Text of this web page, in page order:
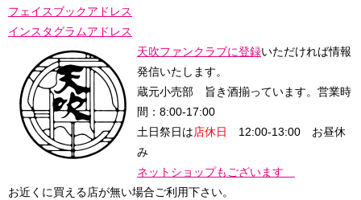
フェイスブックアドレス
インスタグラムアドレス
天吹ファンクラブに登録いただければ情報
発信いたします。
蔵元小売部 旨き酒揃っています。 営業時
間：8:00-17:00
土日祭日は店休日 12:00-13:00 お昼休
み
ネットショップもございます
お近くに買える店が無い場合ご利用下さい。